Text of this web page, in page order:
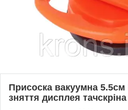
Присоска вакуумна 5.5см
зняття дисплея